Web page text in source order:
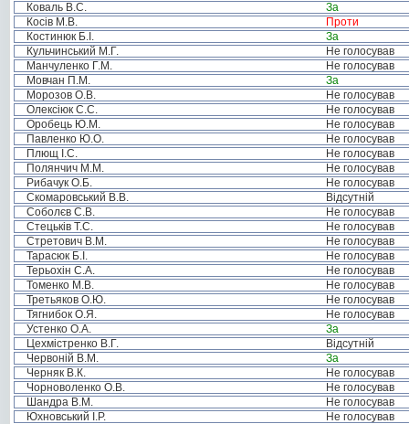
Коваль В.С.
За
Косів М.В.
Проти
Костинюк Б.І.
За
Кульчинський М.Г.
Не голосував
Манчуленко Г.М.
Не голосував
Мовчан П.М.
За
Морозов О.В.
Не голосував
Олексіюк С.С.
Не голосував
Оробець Ю.М.
Не голосував
Павленко Ю.О.
Не голосував
Плющ І.С.
Не голосував
Полянчич М.М.
Не голосував
Рибачук О.Б.
Не голосував
Скомаровський В.В.
Відсутній
Соболєв С.В.
Не голосував
Стецьків Т.С.
Не голосував
Стретович В.М.
Не голосував
Тарасюк Б.І.
Не голосував
Терьохін С.А.
Не голосував
Томенко М.В.
Не голосував
Третьяков О.Ю.
Не голосував
Тягнибок О.Я.
Не голосував
Устенко О.А.
За
Цехмістренко В.Г.
Відсутній
Червоній В.М.
За
Черняк В.К.
Не голосував
Чорноволенко О.В.
Не голосував
Шандра В.М.
Не голосував
Юхновський І.Р.
Не голосував